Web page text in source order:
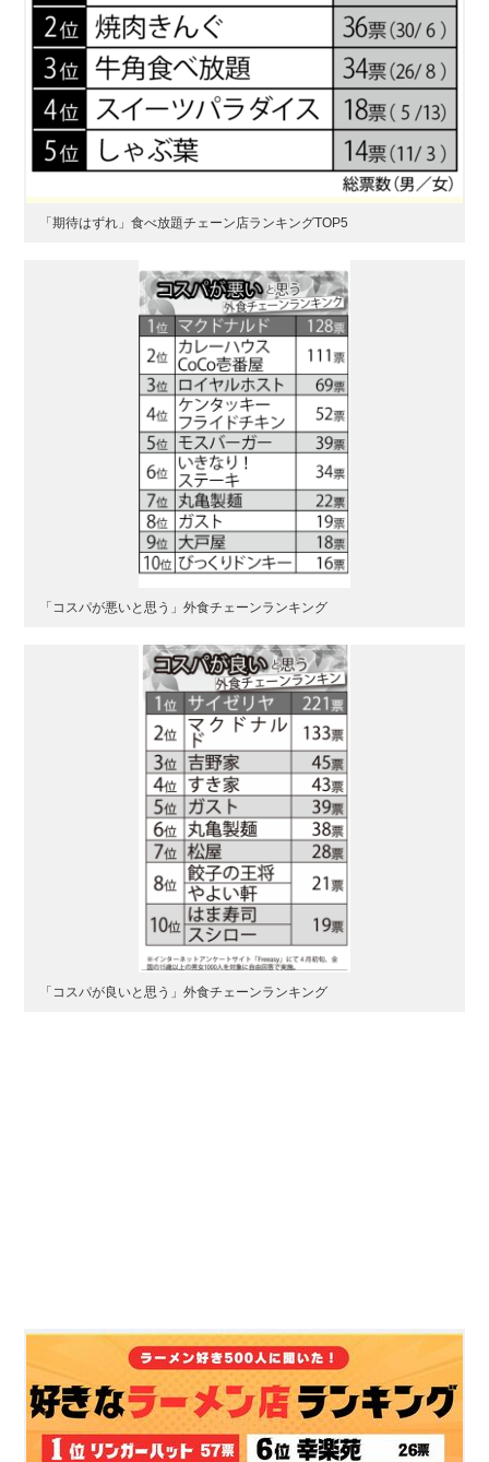
「期待はずれ」食べ放題チェーン店ランキングTOP5
「コスパが悪いと思う」外食チェーンランキング
「コスパが良いと思う」外食チェーンランキング